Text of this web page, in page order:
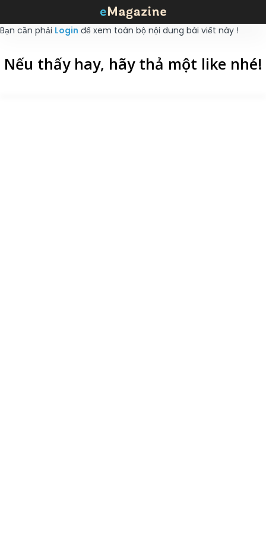
Bạn cần phải Login để xem toàn bộ nội dung bài viết này !
Nếu thấy hay, hãy thả một like nhé!